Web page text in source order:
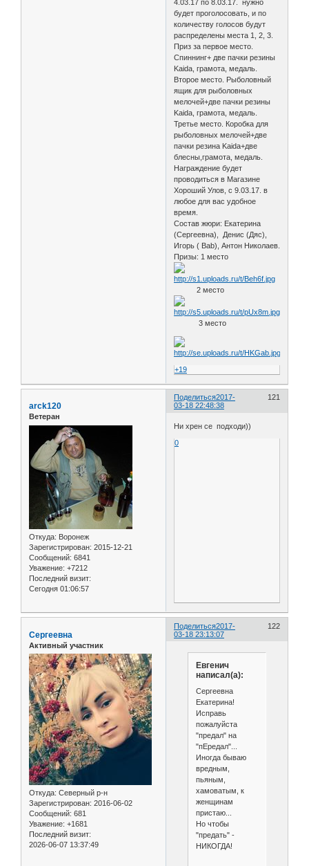
4.03.17 по 8.03.17. нужно
будет проголосовать, и по
количеству голосов будут
распределены места 1, 2, 3.
Приз за первое место.
Спиннинг+ две пачки резины
Kaida, грамота, медаль.
Второе место. Рыболовный
ящик для рыболовных
мелочей+две пачки резины
Kaida, грамота, медаль.
Третье место. Коробка для
рыболовных мелочей+две
пачки резина Kaida+две
блесны,грамота, медаль.
Награждение будет
проводиться в Магазине
Хороший Улов, с 9.03.17. в
любое для вас удобное
время.
Состав жюри: Екатерина
(Сергеевна), Денис (Дяс),
Игорь ( Bab), Антон Николаев.
Призы: 1 место
2 место
3 место
+19
Поделиться 121
2017-
03-18 22:48:38
arck120
Ветеран
Откуда: Воронеж
Зарегистрирован: 2015-12-21
Сообщений: 6841
Уважение: +7212
Последний визит:
Сегодня 01:06:57
Ни хрен се подходи))
0
Поделиться 122
2017-
03-18 23:13:07
Сергеевна
Активный участник
Откуда: Северный р-н
Зарегистрирован: 2016-06-02
Сообщений: 681
Уважение: +1681
Последний визит:
2026-06-07 13:37:49
Евгенич
написал(а):
Сергеевна
Екатерина!
Исправь
пожалуйста
"предал" на
"пЕредал"...
Иногда бываю
вредным,
пьяным,
хамоватым, к
женщинам
пристаю...
Но чтобы
"предать" -
НИКОГДА!